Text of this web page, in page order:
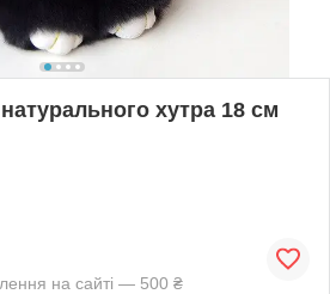
хутра 18 см
на сайті — 500 ₴